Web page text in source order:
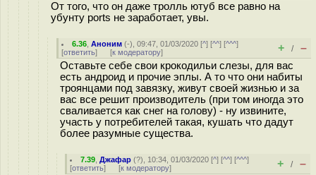
От того, что он даже тролль ютуб все равно на
убунту ports не заработает, увы.
6.36 ,Аноним (-), 09:47, 01/03/2020 [^] [^^] [^^^]
[ответить] [к модератору] + / –
Оставьте себе свои крокодильи слезы, для вас
есть андроид и прочие эплы. А то что они набиты
троянцами под завязку, живут своей жизнью и за
вас все решит производитель (при том иногда это
сваливается как снег на голову) - ну извините,
участь у потребителей такая, кушать что дадут
более разумные существа.
7.39 ,Джафар (?), 10:34, 01/03/2020 [^] [^^] [^^^]
[ответить] [к модератору] + / –